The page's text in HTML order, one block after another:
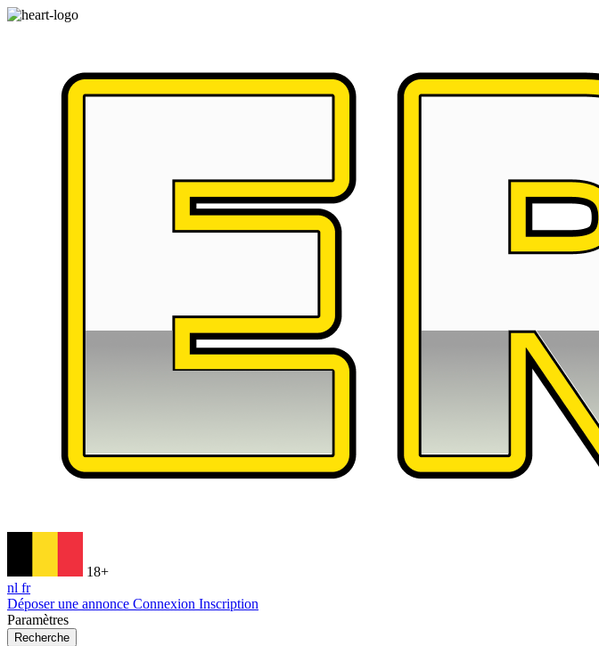
18+
nl fr
Déposer une annonce Connexion Inscription
Paramètres
Recherche